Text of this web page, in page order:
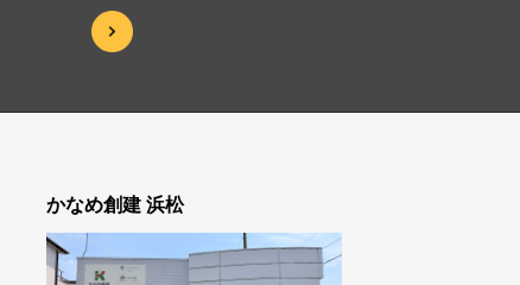
かなめ創建 浜松